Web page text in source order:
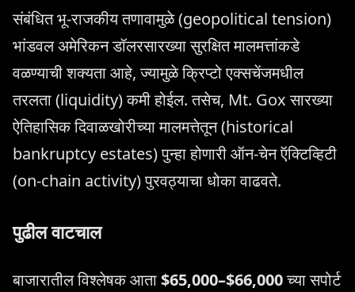
संबंधित भू-राजकीय तणावामुळे (geopolitical tension)
भांडवल अमेरिकन डॉलरसारख्या सुरक्षित मालमत्तांकडे
वळण्याची शक्यता आहे, ज्यामुळे क्रिप्टो एक्सचेंजमधील
तरलता (liquidity) कमी होईल. तसेच, Mt. Gox सारख्या
ऐतिहासिक दिवाळखोरीच्या मालमत्तेतून (historical
bankruptcy estates) पुन्हा होणारी ऑन-चेन ऍक्टिव्हिटी
(on-chain activity) पुरवठ्याचा धोका वाढवते.
पुढील वाटचाल
बाजारातील विश्लेषक आता$65,000–$66,000च्या सपोर्ट